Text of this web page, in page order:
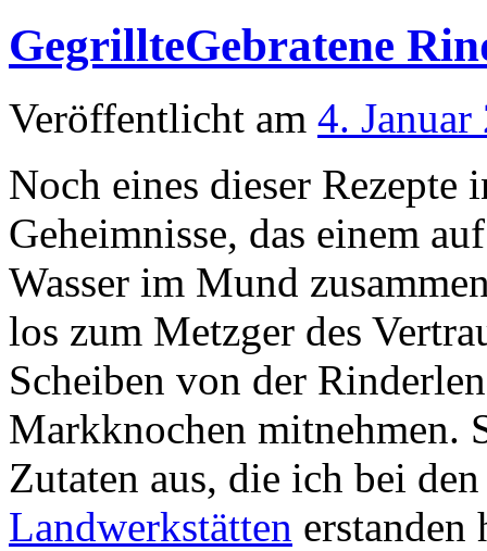
GegrillteGebratene
Veröffentlicht am 4. Januar
Noch eines dieser
Geheimnisse, das einem
Wasser im Mund
los zum Metzger des
Scheiben von der
Markknochen mitnehmen.
Zutaten aus, die ich bei
Landwerkstätten erstanden